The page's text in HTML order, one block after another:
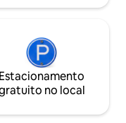
sensação de que
Você desfrutará
hipnótico, o
de Zafra. A casa
edifício cheio de
Dentro do salão,
Zafra Árabe
Estacionamento
no local